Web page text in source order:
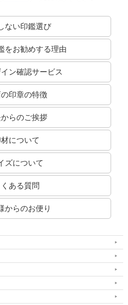
ない印鑑選び
をお勧めする理由
ン確認サービス
印章の特徴
からのご挨拶
について
ズについて
くある質問
からのお便り